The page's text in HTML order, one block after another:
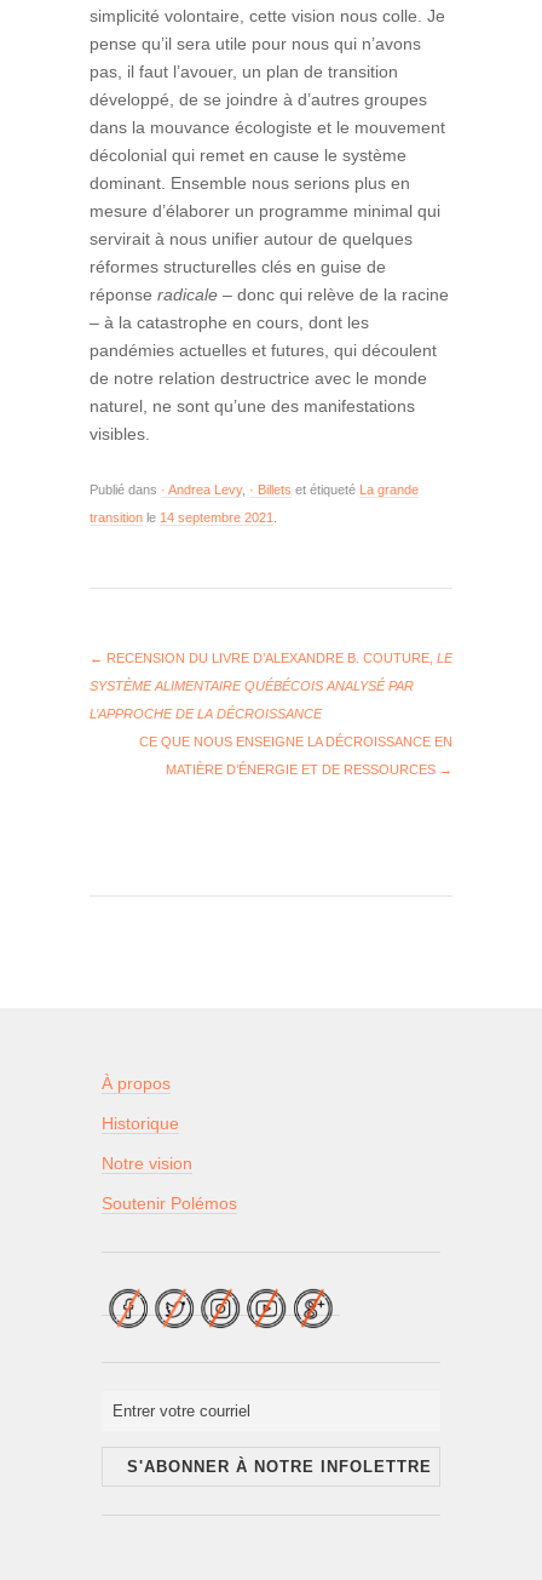
simplicité volontaire, cette vision nous colle. Je
pense qu’il sera utile pour nous qui n’avons
pas, il faut l’avouer, un plan de transition
développé, de se joindre à d’autres groupes
dans la mouvance écologiste et le mouvement
décolonial qui remet en cause le système
dominant. Ensemble nous serions plus en
mesure d’élaborer un programme minimal qui
servirait à nous unifier autour de quelques
réformes structurelles clés en guise de
réponse radicale – donc qui relève de la racine
– à la catastrophe en cours, dont les
pandémies actuelles et futures, qui découlent
de notre relation destructrice avec le monde
naturel, ne sont qu’une des manifestations
visibles.
Publié dans · Andrea Levy, · Billets et étiqueté La grande
transition le 14 septembre 2021
← RECENSION DU LIVRE D’ALEXANDRE B. COUTURE, LE
SYSTÈME ALIMENTAIRE QUÉBÉCOIS ANALYSÉ PAR
L’APPROCHE DE LA DÉCROISSANCE
CE QUE NOUS ENSEIGNE LA DÉCROISSANCE EN
MATIÈRE D’ÉNERGIE ET DE RESSOURCES →
À propos
Historique
Notre vision
Soutenir Polémos